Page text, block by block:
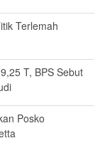
Terlemah
T, BPS Sebut
Posko